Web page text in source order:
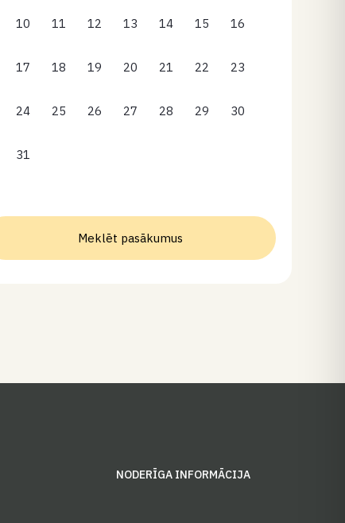
10 11 12 13 14 15 16
17 18 19 20 21 22 23
24 25 26 27 28 29 30
31
Meklēt pasākumus
NODERĪGA INFORMĀCIJA